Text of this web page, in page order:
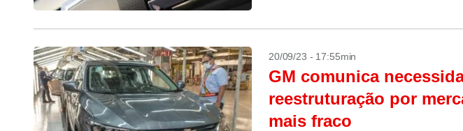
20/09/23 - 17:55min
GM comunica
reestruturação por
mais fraco